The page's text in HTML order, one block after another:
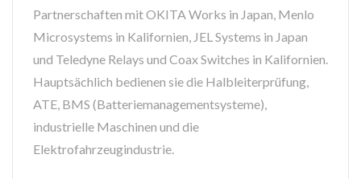
Partnerschaften mit OKITA Works in Japan, Menlo
Microsystems in Kalifornien, JEL Systems in Japan
und Teledyne Relays und Coax Switches in Kalifornien.
Hauptsächlich bedienen sie die Halbleiterprüfung,
ATE, BMS (Batteriemanagementsysteme),
industrielle Maschinen und die
Elektrofahrzeugindustrie.